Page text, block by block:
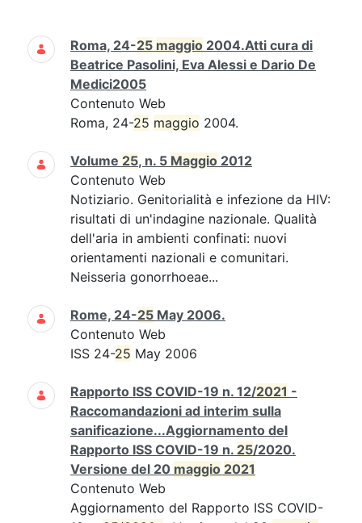
Ricerca
Roma, 24-25 maggio 2004.Atti cura di
Beatrice Pasolini, Eva Alessi e Dario De
Medici2005
Contenuto Web
Roma, 24-25 maggio 2004.
Volume 25, n. 5 Maggio 2012
Contenuto Web
Notiziario. Genitorialità e infezione da HIV:
risultati di un'indagine nazionale. Qualità
dell'aria in ambienti confinati: nuovi
orientamenti nazionali e comunitari.
Neisseria gonorrhoeae...
Rome, 24-25 May 2006.
Contenuto Web
ISS 24-25 May 2006
Rapporto ISS COVID-19 n. 12/2021 -
Raccomandazioni ad interim sulla
sanificazione...Aggiornamento del
Rapporto ISS COVID-19 n. 25/2020.
Versione del 20 maggio 2021
Contenuto Web
Aggiornamento del Rapporto ISS COVID-